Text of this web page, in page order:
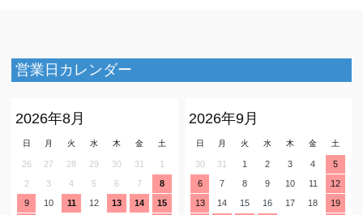
営業日カレンダー
2026年8月
日 月 火 水 木 金 土
26 27 28 29 30 31
1
2
3 4 5 6 7
8
9
10 11 12 13 14
15
2026年9月
日 月 火 水 木 金 土
30 31 1 2 3 4
5
6
7 8 9 10 11
12
13
14 15 16 17 18
19